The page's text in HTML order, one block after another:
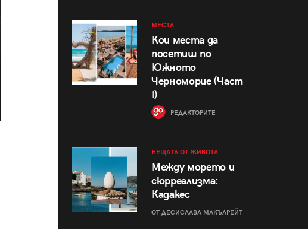
МЕСТА
Кои места да
посетиш по
Южното
Черноморие (Част
I)
РЕДАКТОРИТЕ
НЕЩАТА ОТ ЖИВОТА
Между морето и
сюрреализма:
Кадакес
ОТ ДЕСИСЛАВА МАКЪЛРЕЙТ